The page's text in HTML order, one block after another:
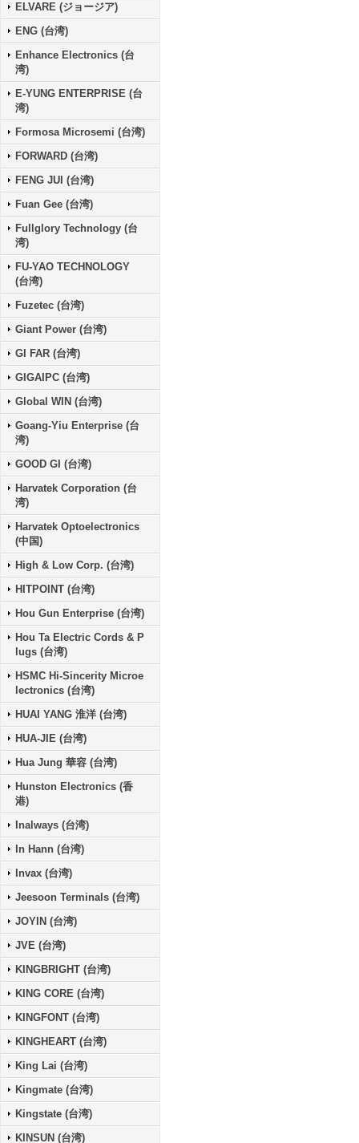
ELVARE (ジョージア)
ENG (台湾)
Enhance Electronics (台
湾)
E-YUNG ENTERPRISE (台
湾)
Formosa Microsemi (台湾)
FORWARD (台湾)
FENG JUI (台湾)
Fuan Gee (台湾)
Fullglory Technology (台
湾)
FU-YAO TECHNOLOGY
(台湾)
Fuzetec (台湾)
Giant Power (台湾)
GI FAR (台湾)
GIGAIPC (台湾)
Global WIN (台湾)
Goang-Yiu Enterprise (台
湾)
GOOD GI (台湾)
Harvatek Corporation (台
湾)
Harvatek Optoelectronics
(中国)
High & Low Corp. (台湾)
HITPOINT (台湾)
Hou Gun Enterprise (台湾)
Hou Ta Electric Cords & P
lugs (台湾)
HSMC Hi-Sincerity Microe
lectronics (台湾)
HUAI YANG 淮洋 (台湾)
HUA-JIE (台湾)
Hua Jung 華容 (台湾)
Hunston Electronics (香
港)
Inalways (台湾)
In Hann (台湾)
Invax (台湾)
Jeesoon Terminals (台湾)
JOYIN (台湾)
JVE (台湾)
KINGBRIGHT (台湾)
KING CORE (台湾)
KINGFONT (台湾)
KINGHEART (台湾)
King Lai (台湾)
Kingmate (台湾)
Kingstate (台湾)
KINSUN (台湾)